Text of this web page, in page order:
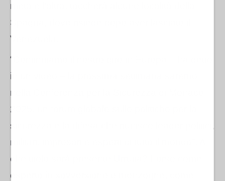
meta e l'altra, toccherà alcune località della
Spagna, dove risiede dopo aver lasciato il
Venezuela.
“Continuiamo il nostro giro in Europa – ha detto
in un video – la prossima settimana saremo
nella Conferenza per la Sicurezza di Monaco
2025, un forum globale sulle politiche per la
sicurezza e la difesa che riunisce leader politici,
militari, impresari e esperti di tutto il mondo”. A
che titolo sarà presente Urrutia? Forse come
esperto in sovversione e menzogne, come